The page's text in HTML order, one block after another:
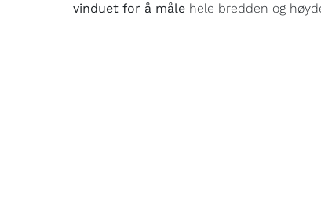
vinduet for å måle hele bredden og